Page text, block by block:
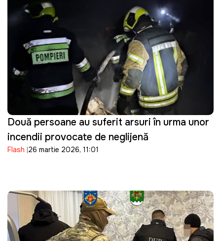
Două persoane au suferit arsuri în urma unor
incendii provocate de neglijență
Flash 26 martie 2026, 11:01